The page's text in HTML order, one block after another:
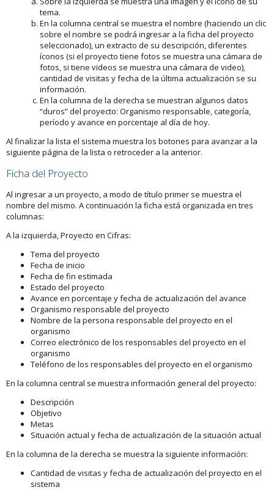
tema.
En la columna central se muestra el nombre (haciendo un clic
sobre el nombre se podrá ingresar a la ficha del proyecto
seleccionado), un extracto de su descripción, diferentes
íconos (si el proyecto tiene fotos se muestra una cámara de
fotos, si tiene videos se muestra una cámara de video),
cantidad de visitas y fecha de la última actualización se su
información.
En la columna de la derecha se muestran algunos datos
“duros” del proyecto: Organismo responsable, categoría,
período y avance en porcentaje al día de hoy.
Al finalizar la lista el sistema muestra los botones para avanzar a la
siguiente página de la lista o retroceder a la anterior.
Ficha del Proyecto
Al ingresar a un proyecto, a modo de título primer se muestra el
nombre del mismo. A continuación la ficha está organizada en tres
columnas:
A la izquierda, Proyecto en Cifras:
Tema del proyecto
Fecha de inicio
Fecha de fin estimada
Estado del proyecto
Avance en porcentaje y fecha de actualización del avance
Organismo responsable del proyecto
Nombre de la persona responsable del proyecto en el
organismo
Correo electrónico de los responsables del proyecto en el
organismo
Teléfono de los responsables del proyecto en el organismo
En la columna central se muestra información general del proyecto:
Descripción
Objetivo
Metas
Situación actual y fecha de actualización de la situación actual
En la columna de la derecha se muestra la siguiente información:
Cantidad de visitas y fecha de actualización del proyecto en el
sistema